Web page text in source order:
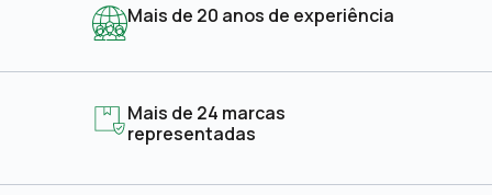
Mais de 20 anos de experiência
Mais de 24 marcas
representadas